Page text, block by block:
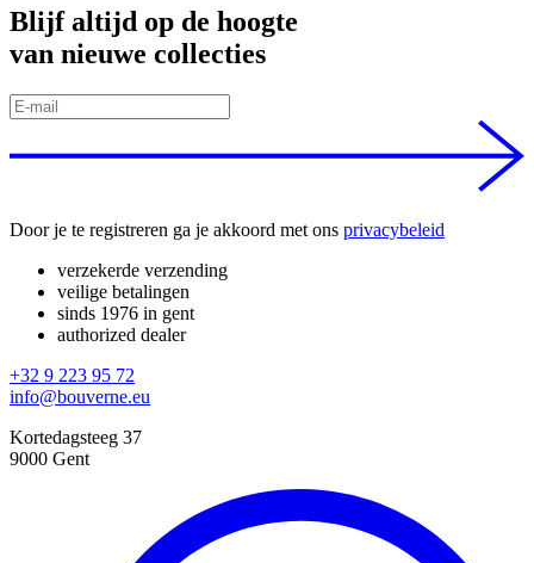
Blijf altijd op de hoogte
van nieuwe collecties
Door je te registreren ga je akkoord met ons privacybeleid
verzekerde verzending
veilige betalingen
sinds 1976 in gent
authorized dealer
+32 9 223 95 72
info@bouverne.eu
Kortedagsteeg 37
9000 Gent